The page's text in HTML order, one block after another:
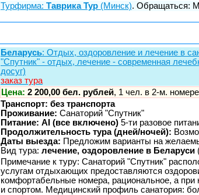
Турфирма: Таврика Тур (Минск). Обращаться:
Беларусь: Отдых, оздоровление и лечение в
"Спутник" - отдых, лечение - современная
досуг)
заказ тура
Цена: 2 200,00 бел. рублей, 1 чел. в 2-м.
Транспорт: без транспорта
Проживание: Санаторий "Спутник"
Питание: AI (все включено) 5-ти разовое
Продолжительность тура (дней/ночей):
Даты выезда: Предложим варианты на
Вид тура: лечение, оздоровление в Беларуси
Примечание к туру: Санаторий "Спутник"
услугам отдыхающих предоставляются
комфортабельные номера, рациональное, а при
и спортом. Медицинский профиль санатория: